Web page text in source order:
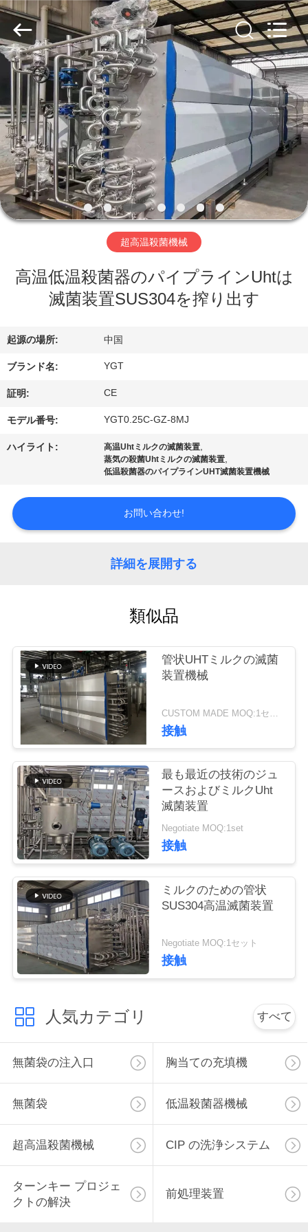
家
プ
ロ
ダ
ク
ビ
オ
私
達
て
旅
行
品
質
管
理
私
達
に
連
絡
し
な
さ
い
2026
KUNSHAN
IMP.&EXP.
CO.,LTD.
All
Rights
Reserved.
Developed
ECER
超高温殺菌機械
高温低温殺菌器のパイプラインUhtは
滅菌装置SUS304を搾り出す
起源の場所: 中国
ブランド名: YGT
証明: CE
モデル番号: YGT0.25C-GZ-8MJ
ハイライト: 高温Uhtミルクの滅菌装置,
蒸気の殺菌Uhtミルクの滅菌装置,
低温殺菌器のパイプラインUHT滅菌装置機械
お問い合わせ!
詳細を展開する
類似品
管状UHTミルクの滅菌
装置機械
CUSTOM MADE MOQ:1セット
接触
最も最近の技術のジュ
ースおよびミルクUht
滅菌装置
Negotiate MOQ:1set
接触
ミルクのための管状
SUS304高温滅菌装置
Negotiate MOQ:1セット
接触
人気カテゴリ すべて
無菌袋の注入口 胸当ての充填機
無菌袋 低温殺菌器機械
超高温殺菌機械 CIP の洗浄システム
ターンキー プロジェ
クトの解決
前処理装置